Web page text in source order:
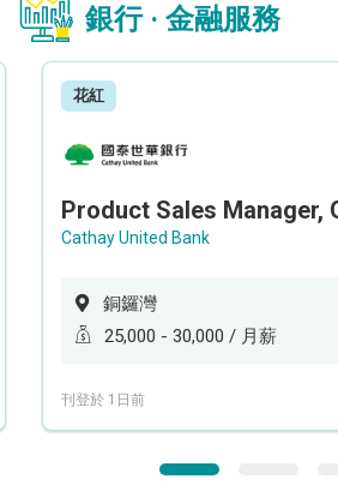
銀行 · 金融服務
花紅
Cathay United Bank
銅鑼灣
25,000 - 30,000 / 月薪
刊登於 1日前